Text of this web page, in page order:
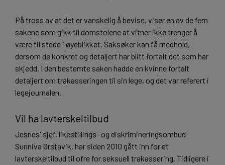
På tross av at det er vanskelig å bevise, viser en av de fem
sakene som gikk til domstolene at vitner ikke trenger å
være til stede i øyeblikket. Saksøker kan få medhold,
dersom de konkret og detaljert har blitt fortalt det som har
skjedd. I den bestemte saken hadde en kvinne fortalt
detaljert om trakasseringen til sin lege, og det var referert i
legejournalen.
Vil ha lavterskeltilbud
Jesnes' sjef, likestillings- og diskrimineringsombud
Sunniva Ørstavik, har siden 2010 gått inn for et
lavterskeltilbud til ofre for seksuell trakassering. Tidligere i